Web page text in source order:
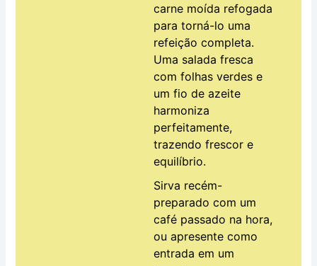
carne moída refogada
para torná-lo uma
refeição completa.
Uma salada fresca
com folhas verdes e
um fio de azeite
harmoniza
perfeitamente,
trazendo frescor e
equilíbrio.
Sirva recém-
preparado com um
café passado na hora,
ou apresente como
entrada em um